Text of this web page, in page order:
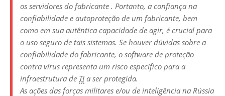
os servidores do fabricante . Portanto, a confiança na
confiabilidade e autoproteção de um fabricante, bem
como em sua autêntica capacidade de agir, é crucial para
o uso seguro de tais sistemas. Se houver dúvidas sobre a
confiabilidade do fabricante, o software de proteção
contra vírus representa um risco específico para a
infraestrutura de TI a ser protegida.
As ações das forças militares e/ou de inteligência na Rússia